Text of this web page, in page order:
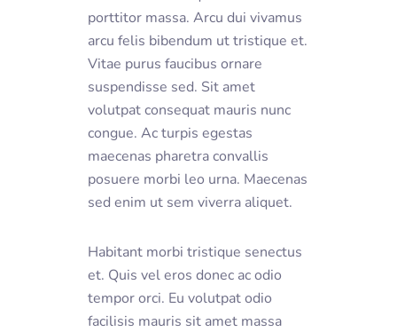
porttitor massa. Arcu dui vivamus
arcu felis bibendum ut tristique et.
Vitae purus faucibus ornare
suspendisse sed. Sit amet
volutpat consequat mauris nunc
congue. Ac turpis egestas
maecenas pharetra convallis
posuere morbi leo urna. Maecenas
sed enim ut sem viverra aliquet.
Habitant morbi tristique senectus
et. Quis vel eros donec ac odio
tempor orci. Eu volutpat odio
facilisis mauris sit amet massa